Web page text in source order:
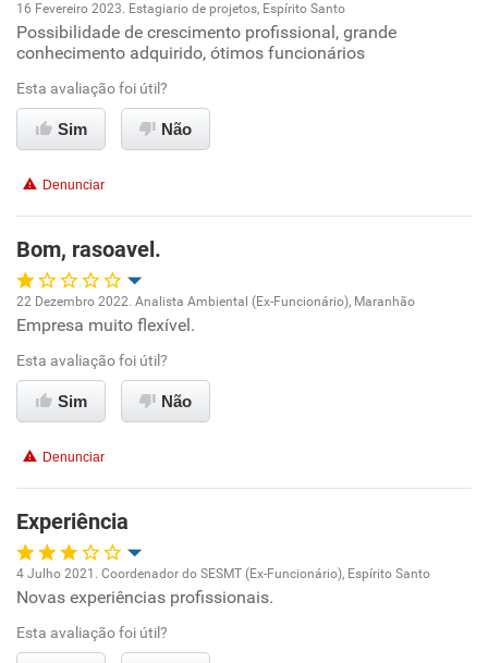
Recomenda a diretoria
Oportunidade de promoção
Ambiente de trabalho
Conciliação com a vida familiar
Recomenda esta empresa
16 Fevereiro 2023. Estagiario de projetos, Espírito Santo
Possibilidade de crescimento profissional, grande
conhecimento adquirido, ótimos funcionários
Esta avaliação foi útil?
Sim Não
Denunciar
Bom, rasoavel.
Oportunidade de promoção
Ambiente de trabalho
Benefícios
Recomenda esta empresa
Recomenda a diretoria
22 Dezembro 2022. Analista Ambiental (Ex-Funcionário), Maranhão
Empresa muito flexível.
Esta avaliação foi útil?
Sim Não
Denunciar
Experiência
Oportunidade de promoção
Ambiente de trabalho
4 Julho 2021. Coordenador do SESMT (Ex-Funcionário), Espírito Santo
Novas experiências profissionais.
Esta avaliação foi útil?